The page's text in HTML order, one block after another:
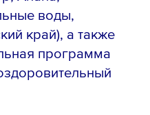
воды,
край), а также
программа